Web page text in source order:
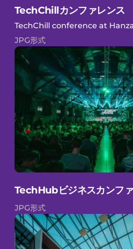
TechChillカンファレンス
TechChill conference at
JPG形式
TechHubビジネスカンフ
JPG形式